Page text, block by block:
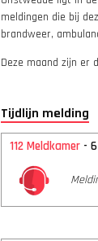
meldingen die bij
brandweer,
Deze maand zijn er
Tijdlijn melding
112 Meldkamer -